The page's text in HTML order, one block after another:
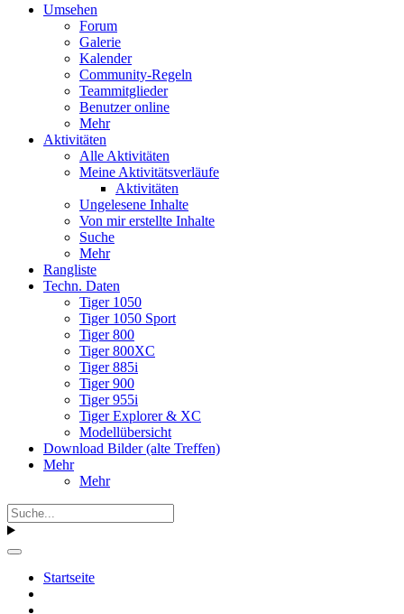
Umsehen
Forum
Galerie
Kalender
Community-Regeln
Teammitglieder
Benutzer online
Mehr
Aktivitäten
Alle Aktivitäten
Meine Aktivitätsverläufe
Aktivitäten
Ungelesene Inhalte
Von mir erstellte Inhalte
Suche
Mehr
Rangliste
Techn. Daten
Tiger 1050
Tiger 1050 Sport
Tiger 800
Tiger 800XC
Tiger 885i
Tiger 900
Tiger 955i
Tiger Explorer & XC
Modellübersicht
Download Bilder (alte Treffen)
Mehr
Mehr
Startseite